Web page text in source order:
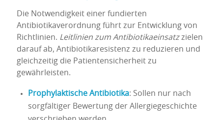
Die Notwendigkeit einer fundierten
Antibiotikaverordnung führt zur Entwicklung von
Richtlinien. Leitlinien zum Antibiotikaeinsatzzielen
darauf ab, Antibiotikaresistenz zu reduzieren und
gleichzeitig die Patientensicherheit zu
gewährleisten.
Prophylaktische Antibiotika: Sollen nur nach
sorgfältiger Bewertung der Allergiegeschichte